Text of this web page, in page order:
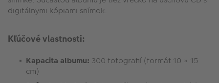
digitálnymi kópiami snímok.
Kľúčové vlastnosti:
Kapacita albumu: 300 fotografií (formát 10 × 15
cm)